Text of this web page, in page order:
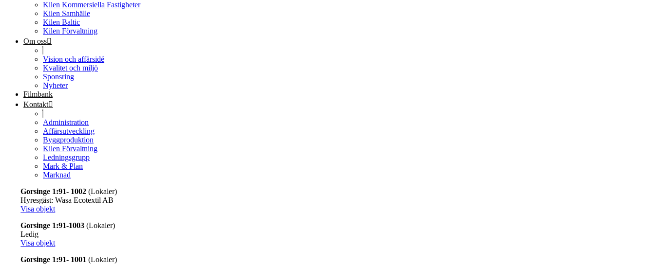
Kilen Kommersiella Fastigheter
Kilen Samhälle
Kilen Baltic
Kilen Förvaltning
Om oss
Vision och affärsidé
Kvalitet och miljö
Sponsring
Nyheter
Filmbank
Kontakt
Administration
Affärsutveckling
Byggproduktion
Kilen Förvaltning
Ledningsgrupp
Mark & Plan
Marknad
Gorsinge 1:91- 1002 (Lokaler)
Hyresgäst: Wasa Ecotextil AB
Visa objekt
Gorsinge 1:91-1003 (Lokaler)
Ledig
Visa objekt
Gorsinge 1:91- 1001 (Lokaler)